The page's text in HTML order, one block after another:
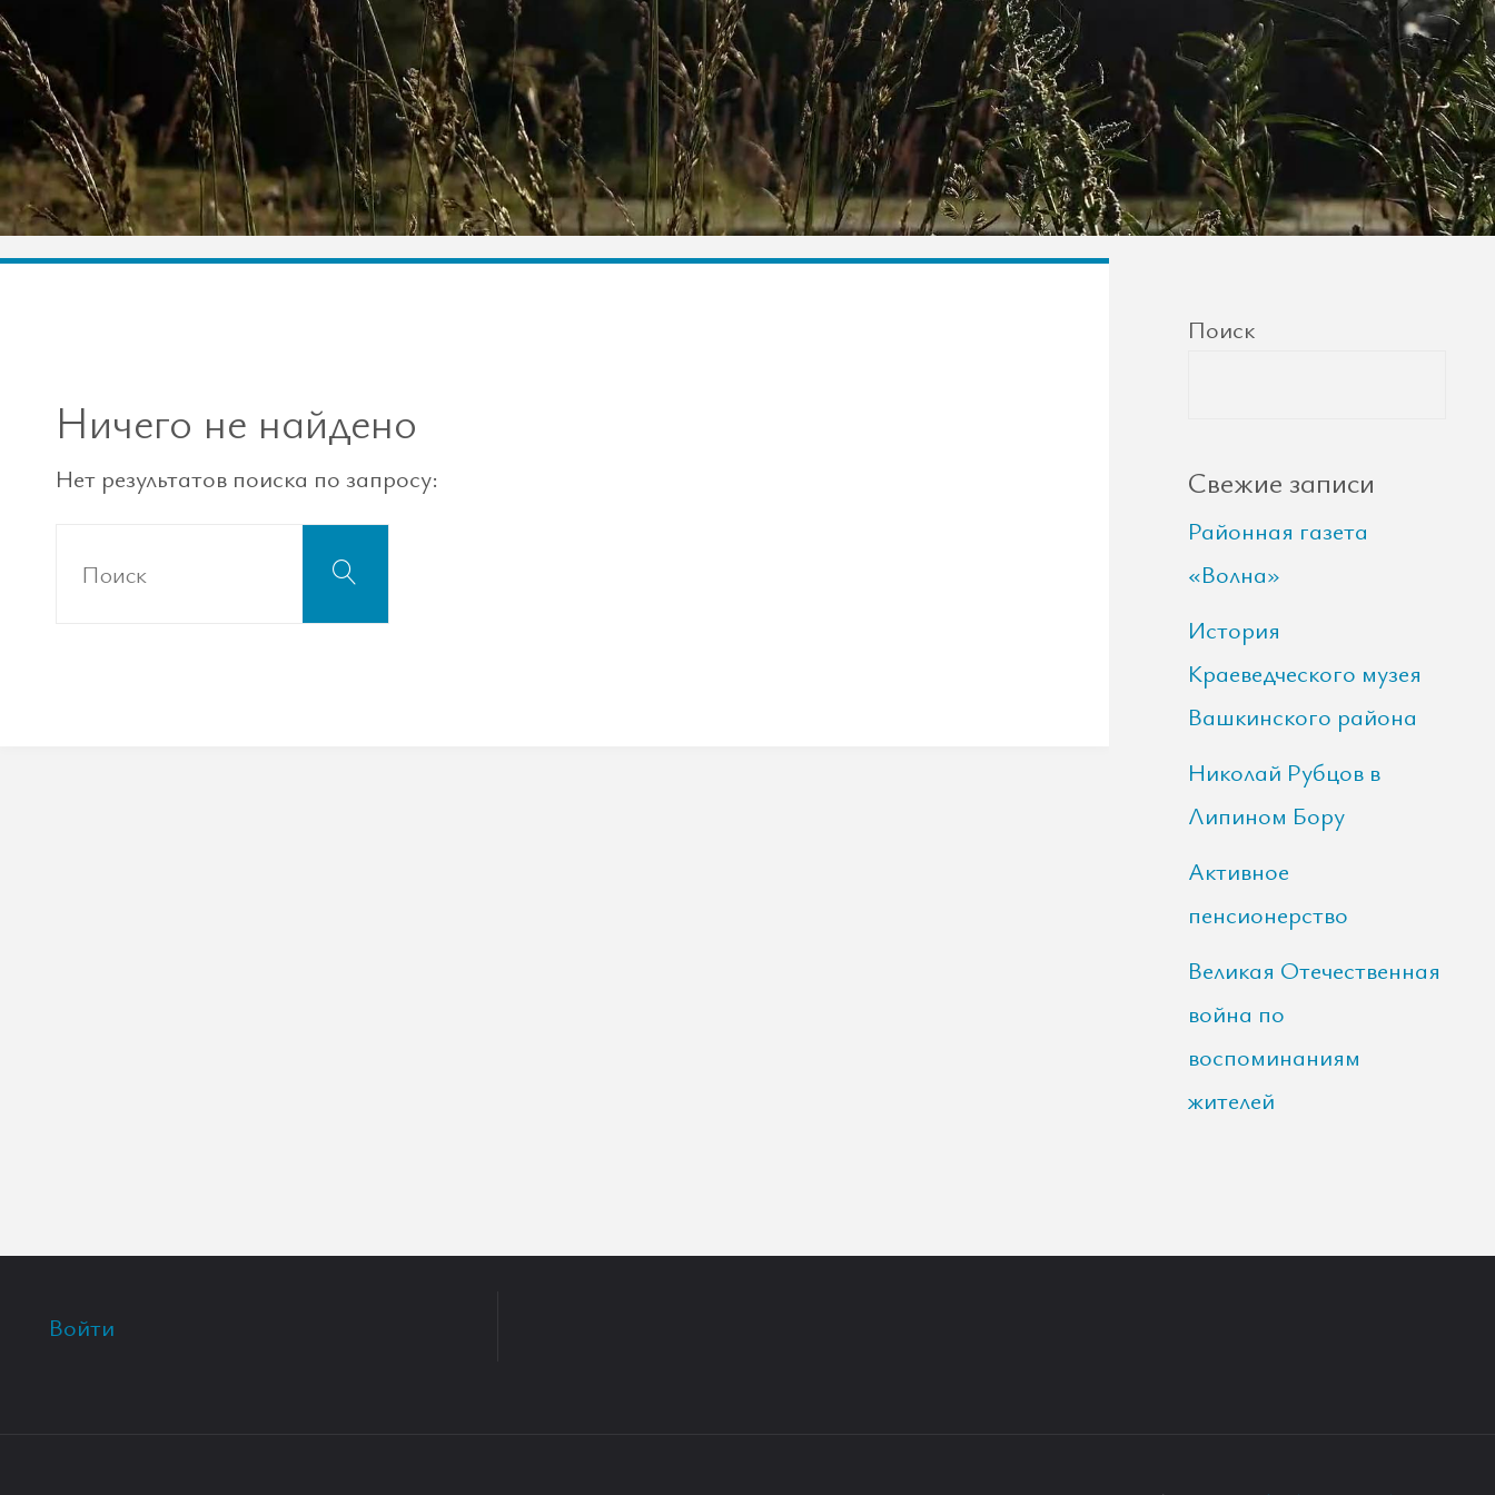
Ничего не найдено
Нет результатов поиска по запросу:
Поиск
Поиск
Свежие записи
Районная газета
«Волна»
История
Краеведческого музея
Вашкинского района
Николай Рубцов в
Липином Бору
Активное
пенсионерство
Великая Отечественная
война по
воспоминаниям
жителей
Войти